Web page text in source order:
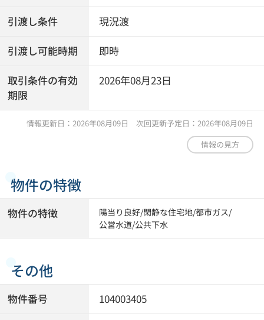
引渡し条件 現況渡
引渡し可能時期 即時
取引条件の有効
期限
2026年08月23日
情報更新日：2026年08月09日 次回更新予定日：2026年08月09日
情報の見方
物件の特徴
物件の特徴 陽当り良好/閑静な住宅地/都市ガス/
公営水道/公共下水
その他
物件番号 104003405